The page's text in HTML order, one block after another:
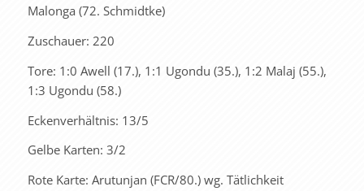
Malonga (72. Schmidtke)
Zuschauer: 220
Tore: 1:0 Awell (17.), 1:1 Ugondu (35.), 1:2 Malaj (55.),
1:3 Ugondu (58.)
Eckenverhältnis: 13/5
Gelbe Karten: 3/2
Rote Karte: Arutunjan (FCR/80.) wg. Tätlichkeit